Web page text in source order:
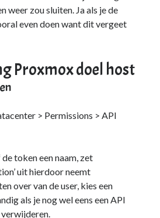
(4)
(1)
weer zou sluiten. Ja als je de
even doen want dit vergeet
Proxmox doel host
> Permissions > API
de token een naam, zet
uit hierdoor neemt
over van de user, kies een
als je nog wel eens een API